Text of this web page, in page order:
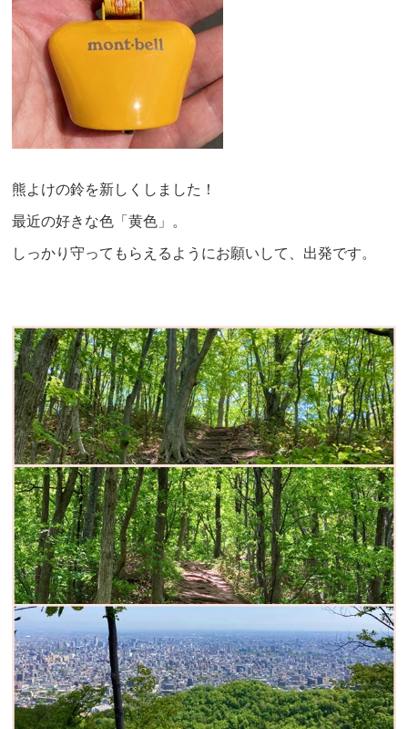
熊よけの鈴を新しくしました！
最近の好きな色「黄色」。
しっかり守ってもらえるようにお願いして、出発です。